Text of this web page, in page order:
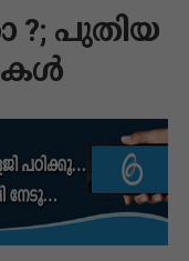
?; പുതിയ